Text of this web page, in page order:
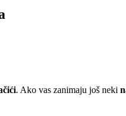
. Ako vas zanimaju još neki